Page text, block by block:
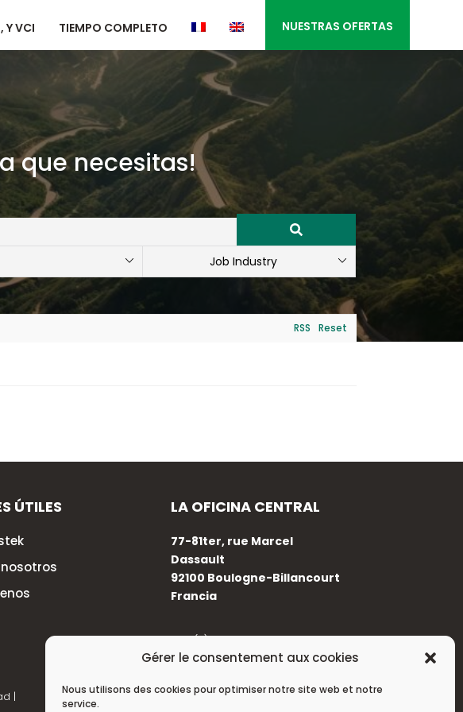
Gérer le consentement aux cookies
Nous utilisons des cookies pour optimiser notre site web et notre
service.
NUESTRAS OFERTAS
Y VCI TIEMPO COMPLETO
que necesitas!
Reset
RSS
ÚTILES LA OFICINA CENTRAL
77-81ter, rue Marcel
Dassault
92100 Boulogne-Billancourt
Francia
+33 (0)1 88 89 17 68
|